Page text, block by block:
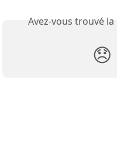
Avez-vous trouvé
😞